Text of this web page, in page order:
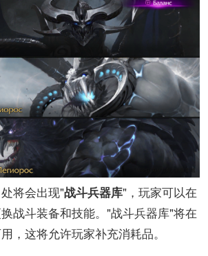
将会出现"战斗兵器库"，玩家可以在
战斗装备和技能。"战斗兵器库"将在
，这将允许玩家补充消耗品。